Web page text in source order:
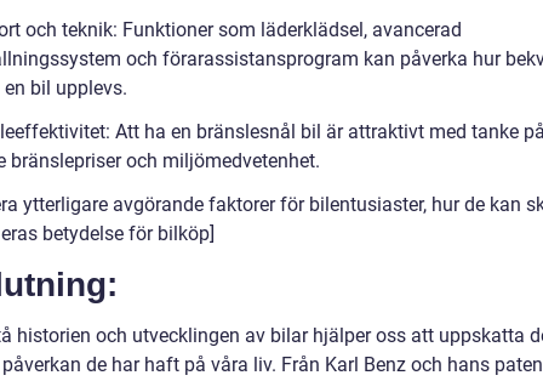
och teknik: Funktioner som läderklädsel, avancerad
och förarassistansprogram kan påverka hur
bil upplevs.
Att ha en bränslesnål bil är attraktivt med tanke
bränslepriser och miljömedvetenhet.
ytterligare avgörande faktorer för bilentusiaster, hur de kan
betydelse för bilköp]
historien och utvecklingen av bilar hjälper oss att uppskatta
de har haft på våra liv. Från Karl Benz och hans